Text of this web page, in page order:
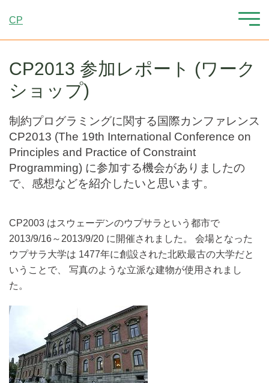
CP
CP2013 参加レポート (ワーク
ショップ)
制約プログラミングに関する国際カンファレンス
CP2013 (The 19th International Conference on
Principles and Practice of Constraint
Programming) に参加する機会がありましたの
で、感想などを紹介したいと思います。
CP2003 はスウェーデンのウプサラという都市で
2013/9/16～2013/9/20 に開催されました。 会場となった
ウプサラ大学は 1477年に創設された北欧最古の大学だと
いうことで、 写真のような立派な建物が使用されまし
た。